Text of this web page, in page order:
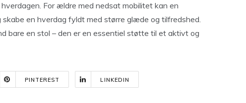
For ældre med nedsat mobilitet kan en
en hverdag fyldt med større glæde og tilfredshed.
bare en stol – den er en essentiel støtte til et aktivt og
PINTEREST LINKEDIN